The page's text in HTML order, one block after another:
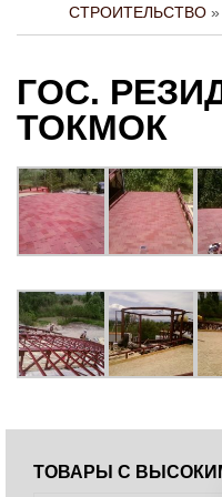
СТРОИТЕЛЬСТВО »
ГОС.
ТОКМОК
ТОВАРЫ С